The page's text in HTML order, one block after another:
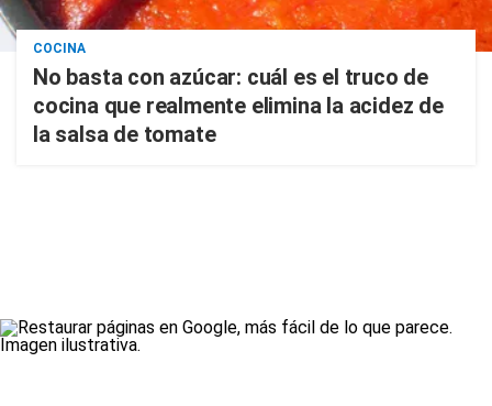
COCINA
No basta con azúcar: cuál es el truco de
cocina que realmente elimina la acidez de
la salsa de tomate